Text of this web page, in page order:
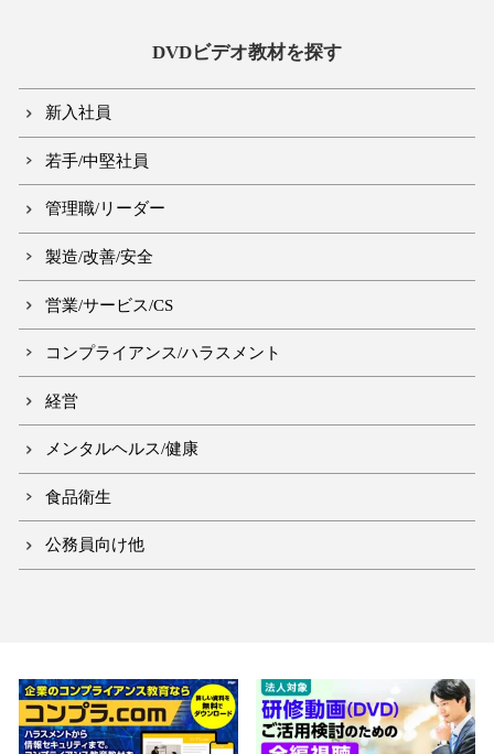
DVDビデオ教材を探す
新入社員
若手/中堅社員
管理職/リーダー
製造/改善/安全
営業/サービス/CS
コンプライアンス/ハラスメント
経営
メンタルヘルス/健康
食品衛生
公務員向け他